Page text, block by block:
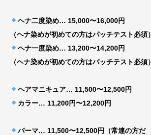
ヘナ二度染め… 15,000〜16,000円
（ヘナ染めが初めての方はパッチテスト必須）
ヘナ一度染め… 13,200〜14,200円
（ヘナ染めが初めての方はパッチテスト必須）
ヘアマニキュア… 11,500〜12,500円
カラー… 11,200円〜12,200円
パーマ… 11,500〜12,500円（常連の方だ